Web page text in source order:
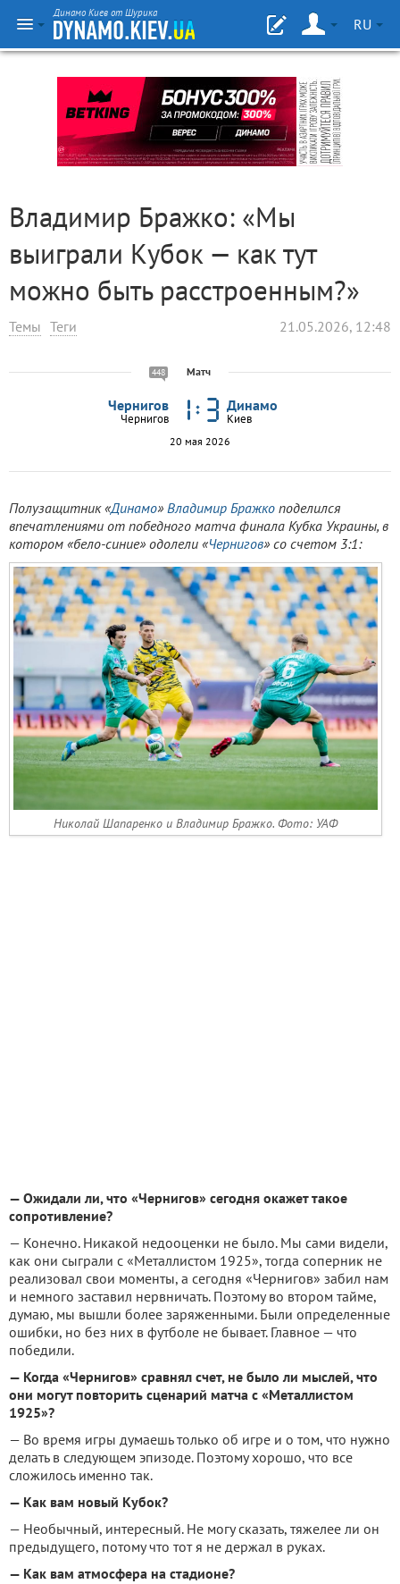
Динамо Киев от Шурика
RU
Владимир Бражко: «Мы
выиграли Кубок — как тут
можно быть расстроенным?»
Темы Теги 21.05.2026, 12:48
448 Матч
Чернигов
Чернигов
Динамо
Киев
20 мая 2026
Полузащитник «Динамо» Владимир Бражко поделился
впечатлениями от победного матча финала Кубка Украины, в
котором «бело-синие» одолели «Чернигов» со счетом 3:1:
Николай Шапаренко и Владимир Бражко. Фото: УАФ
— Ожидали ли, что «Чернигов» сегодня окажет такое
сопротивление?
— Конечно. Никакой недооценки не было. Мы сами видели,
как они сыграли с «Металлистом 1925», тогда соперник не
реализовал свои моменты, а сегодня «Чернигов» забил нам
и немного заставил нервничать. Поэтому во втором тайме,
думаю, мы вышли более заряженными. Были определенные
ошибки, но без них в футболе не бывает. Главное — что
победили.
— Когда «Чернигов» сравнял счет, не было ли мыслей, что
они могут повторить сценарий матча с «Металлистом
1925»?
— Во время игры думаешь только об игре и о том, что нужно
делать в следующем эпизоде. Поэтому хорошо, что все
сложилось именно так.
— Как вам новый Кубок?
— Необычный, интересный. Не могу сказать, тяжелее ли он
предыдущего, потому что тот я не держал в руках.
— Как вам атмосфера на стадионе?